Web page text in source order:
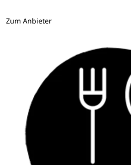
Zum Anbieter